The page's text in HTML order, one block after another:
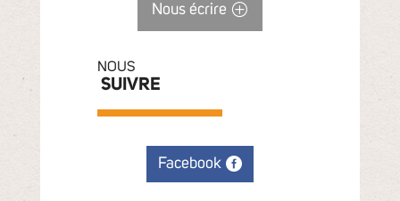
Nous écrire
NOUS
SUIVRE
Facebook